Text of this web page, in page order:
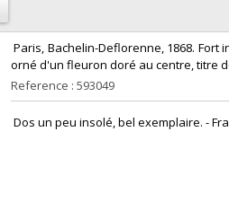
Paris, Bachelin-Deflorenne, 1868.
orné d'un fleuron doré au centre, titre
Reference : 593049
Dos un peu insolé, bel exemplaire. -